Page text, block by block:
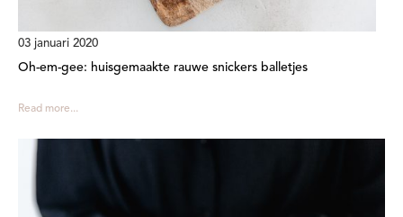
03 januari 2020
Oh-em-gee: huisgemaakte rauwe snickers balletjes
Read more...